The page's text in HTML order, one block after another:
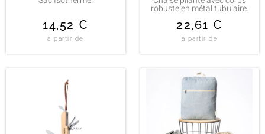
14,52 €
à partir de
robuste en métal tubulaire.
22,61 €
à partir de